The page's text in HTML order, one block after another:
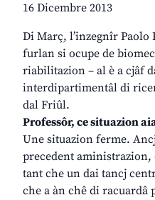
16 Dicembre 2013
Di Març, l’inzegnîr Paolo
furlan si ocupe de
riabilitazion – al è a cjâf
interdipartimentâl di
dal Friûl.
Professôr, ce situazion
Une situazion ferme.
precedent
tant che un dai tancj
che a àn chê di